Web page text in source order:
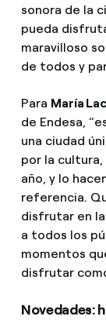
sonora de la
pueda
maravilloso
de todos y
Para María
de Endesa,
una ciudad
por la
año, y lo
referencia.
disfrutar en
a todos los
momentos
disfrutar
Novedades: